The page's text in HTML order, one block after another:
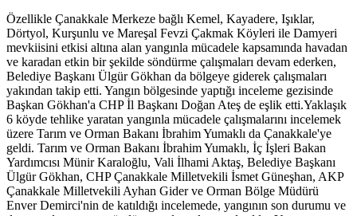
Özellikle Çanakkale Merkeze bağlı Kemel, Kayadere, Işıklar,
Dörtyol, Kurşunlu ve Mareşal Fevzi Çakmak Köyleri ile Damyeri
mevkiisini etkisi altına alan yangınla mücadele kapsamında havadan
ve karadan etkin bir şekilde söndürme çalışmaları devam ederken,
Belediye Başkanı Ülgür Gökhan da bölgeye giderek çalışmaları
yakından takip etti. Yangın bölgesinde yaptığı inceleme gezisinde
Başkan Gökhan'a CHP İl Başkanı Doğan Ateş de eşlik etti.Yaklaşık
6 köyde tehlike yaratan yangınla mücadele çalışmalarını incelemek
üzere Tarım ve Orman Bakanı İbrahim Yumaklı da Çanakkale'ye
geldi. Tarım ve Orman Bakanı İbrahim Yumaklı, İç İşleri Bakan
Yardımcısı Münir Karaloğlu, Vali İlhami Aktaş, Belediye Başkanı
Ülgür Gökhan, CHP Çanakkale Milletvekili İsmet Güneşhan, AKP
Çanakkale Milletvekili Ayhan Gider ve Orman Bölge Müdürü
Enver Demirci'nin de katıldığı incelemede, yangının son durumu ve